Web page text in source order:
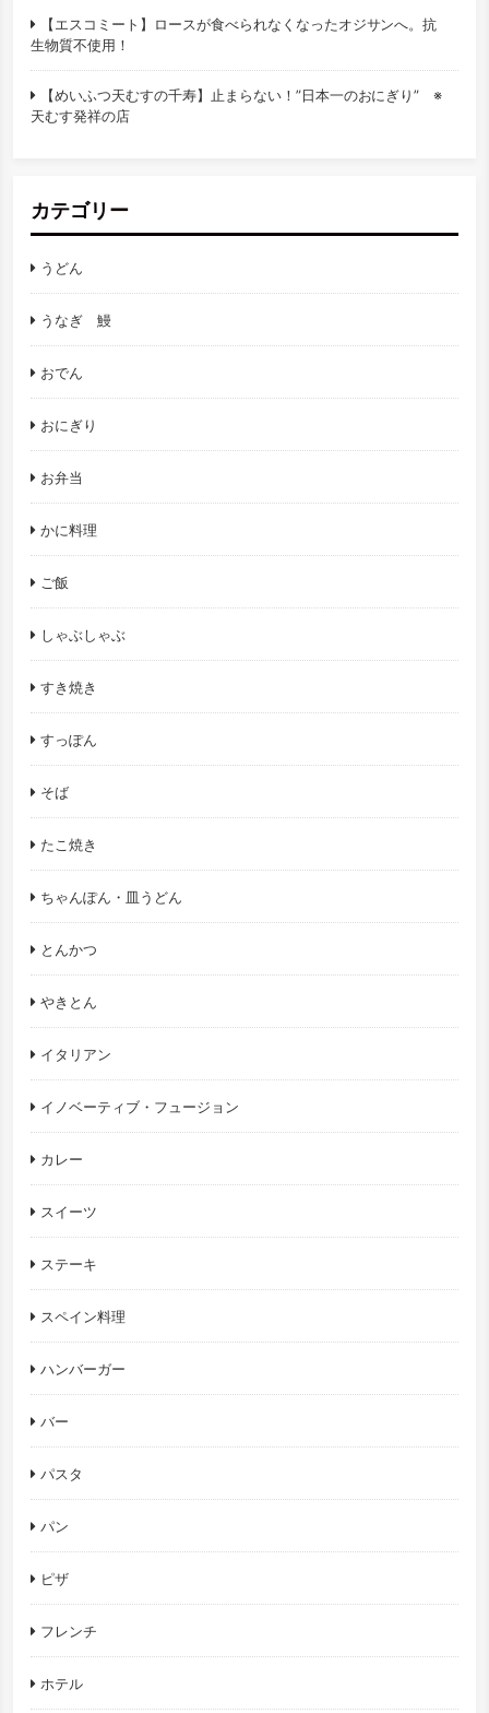
【エスコミート】ロースが食べられなくなったオジサンへ。抗
生物質不使用！
【めいふつ天むすの千寿】止まらない！”日本一のおにぎり” ※
天むす発祥の店
カテゴリー
うどん
うなぎ 鰻
おでん
おにぎり
お弁当
かに料理
ご飯
しゃぶしゃぶ
すき焼き
すっぽん
そば
たこ焼き
ちゃんぽん・皿うどん
とんかつ
やきとん
イタリアン
イノベーティブ・フュージョン
カレー
スイーツ
ステーキ
スペイン料理
ハンバーガー
バー
パスタ
パン
ピザ
フレンチ
ホテル